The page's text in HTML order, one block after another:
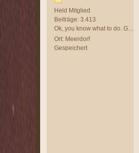
Held Mitglied
Beiträge: 3.413
Ok, you know what to do. GET IN AND KILL `EM ALL!
Ort: Meerdorf
Gespeichert